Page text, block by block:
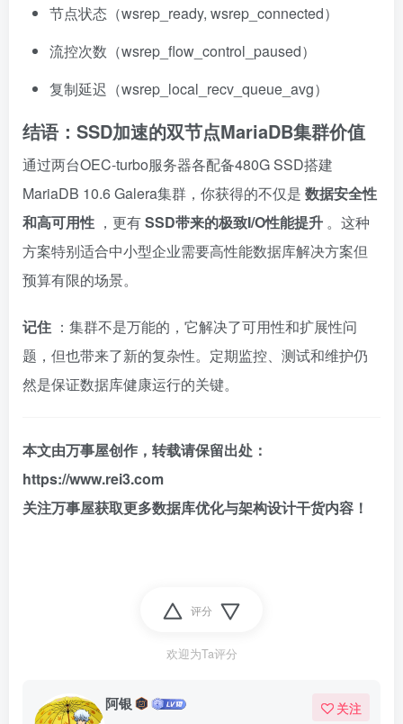
节点状态（wsrep_ready, wsrep_connected）
流控次数（wsrep_flow_control_paused）
复制延迟（wsrep_local_recv_queue_avg）
结语：SSD加速的双节点MariaDB集群价值
通过两台OEC-turbo服务器各配备480G SSD搭建
MariaDB 10.6 Galera集群，你获得的不仅是 数据安全性
和高可用性 ，更有SSD带来的极致I/O性能提升 。这种
方案特别适合中小型企业需要高性能数据库解决方案但
预算有限的场景。
记住 ：集群不是万能的，它解决了可用性和扩展性问
题，但也带来了新的复杂性。定期监控、测试和维护仍
然是保证数据库健康运行的关键。
本文由万事屋创作，转载请保留出处：
https://www.rei3.com
关注万事屋获取更多数据库优化与架构设计干货内容！
评分
欢迎为Ta评分
阿银 关注